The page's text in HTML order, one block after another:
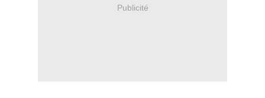
Publicité